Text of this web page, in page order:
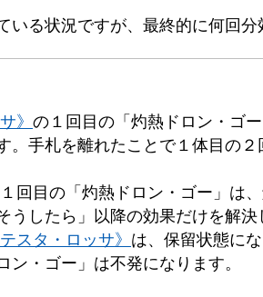
る状況ですが、最終的に何回分
》 の１回目の「灼熱ドロン・ゴー
。手札を離れたことで１体目の
回目の「灼熱ドロン・ゴー」は
うしたら」以降の効果だけを解
スタ・ロッサ》 は、保留状態に
・ゴー」は不発になります。